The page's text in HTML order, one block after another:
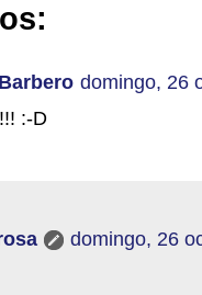
domingo, 26
:-D
domingo, 26